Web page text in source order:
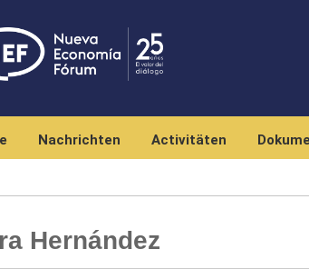
Nachrichten Activitäten
Hernández